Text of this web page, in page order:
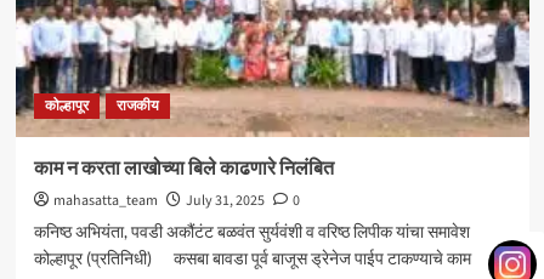
ः
आमदार
शशिकला
जोल्ले_
कोल्हापूर राजकीय
काम न करता लाखोच्या बिले काढणारे निलंबित
mahasatta_team July 31, 2025
0
कनिष्ठ अभियंता, पवडी अकौंटंट बळवंत सुर्यवंशी व वरिष्ठ लिपीक यांचा समावेश
कोल्हापूर (प्रतिनिधी) कसबा बावडा पूर्व बाजूस ड्रेनेज पाईप टाकण्याचे काम